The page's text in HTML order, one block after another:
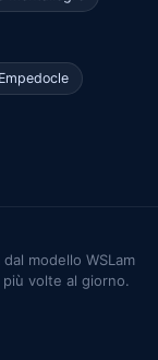
modello WSLam
volte al giorno.